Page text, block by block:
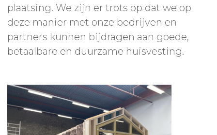
plaatsing. We zijn er trots op dat we op
deze manier met onze bedrijven en
partners kunnen bijdragen aan goede,
betaalbare en duurzame huisvesting.